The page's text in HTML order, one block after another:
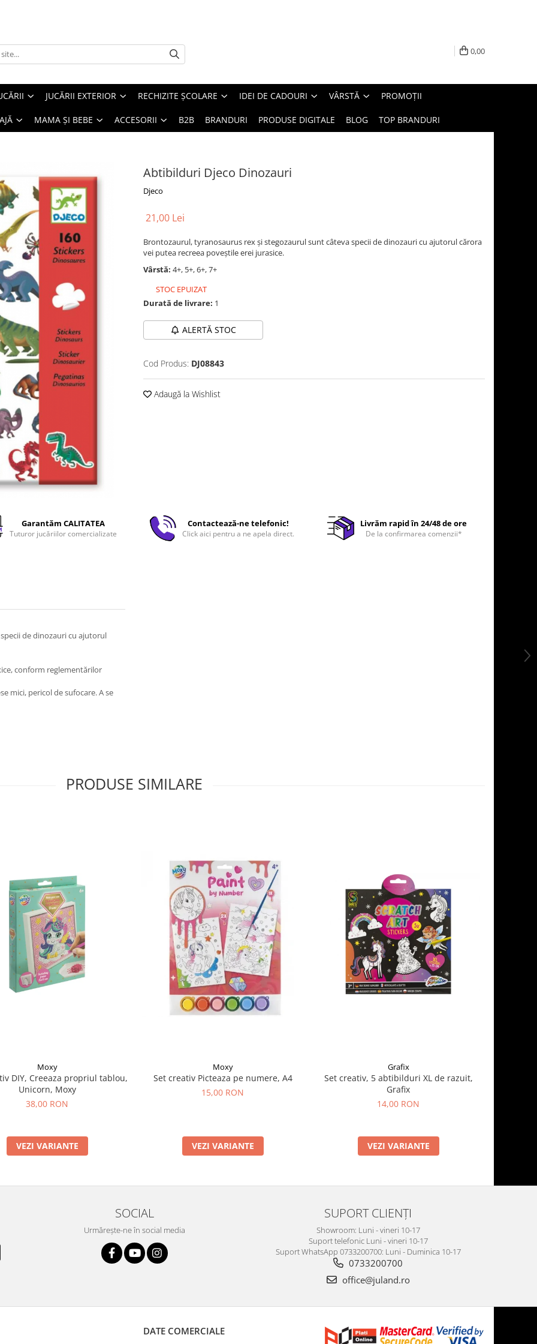
0,00
JUCĂRII EXTERIOR RECHIZITE ȘCOLARE IDEI DE CADOURI VÂRSTĂ PROMOȚII
MAMA ȘI BEBE ACCESORII B2B BRANDURI PRODUSE DIGITALE BLOG TOP BRANDURI
Abtibilduri Djeco Dinozauri
Djeco
21,00 Lei
Brontozaurul, tyranosaurus rex și stegozaurul sunt câteva specii de dinozauri cu ajutorul cărora
vei putea recreea poveștile erei jurasice.
Vârstă: 4+, 5+, 6+, 7+
STOC EPUIZAT
Durată de livrare: 1
ALERTĂ STOC
Cod Produs: DJ08843
Adaugă la Wishlist
Garantăm CALITATEA
Tuturor jucăriilor comercializate
Contactează-ne telefonic!
Click aici pentru a ne apela direct.
Livrăm rapid în 24/48 de ore
De la confirmarea comenzii*
de dinozauri cu ajutorul
conform reglementărilor
mici, pericol de sufocare. A se
PRODUSE SIMILARE
Moxy
DIY, Creeaza propriul tablou,
Unicorn, Moxy
38,00 RON
VEZI VARIANTE
Moxy
Set creativ Picteaza pe numere, A4
15,00 RON
VEZI VARIANTE
Grafix
Set creativ, 5 abtibilduri XL de razuit,
Grafix
14,00 RON
VEZI VARIANTE
SOCIAL
Urmărește-ne în social media
SUPORT CLIENȚI
Showroom: Luni - vineri 10-17
Suport telefonic Luni - vineri 10-17
Suport WhatsApp 0733200700: Luni - Duminica 10-17
0733200700
office@juland.ro
DATE COMERCIALE